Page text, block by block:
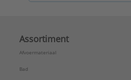
Assortiment
Afvoermateriaal
Bad